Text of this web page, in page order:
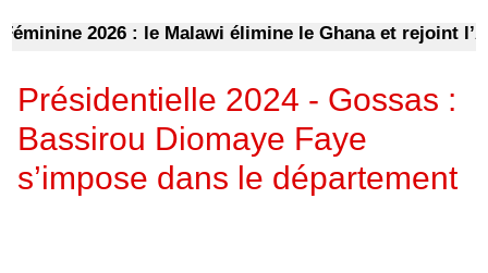
2026 : le Malawi élimine le Ghana et rejoint
Présidentielle 2024 - Gossas :
Bassirou Diomaye Faye
s’impose dans le département